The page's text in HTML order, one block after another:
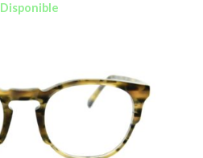
Disponible